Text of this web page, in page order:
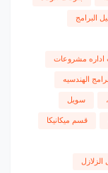
البرامج
اداره مشروعات
الهندسيه
سويل
قسم ميكانيكا